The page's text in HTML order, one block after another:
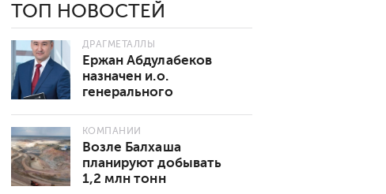
ТОП НОВОСТЕЙ
ДРАГМЕТАЛЛЫ
Ержан Абдулабеков
назначен и.о.
генерального
КОМПАНИИ
Возле Балхаша
планируют добывать
1,2 млн тонн